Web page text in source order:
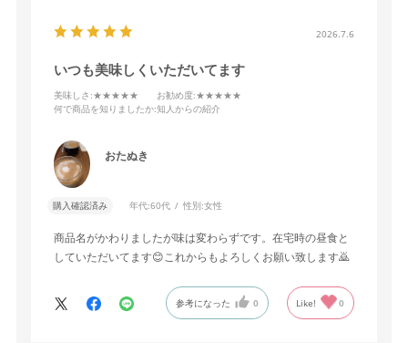
2026.7.6
いつも美味しくいただいてます
美味しさ :★★★★★ お勧め度:★★★★★
何で商品を知りましたか:知人からの紹介
おたぬき
購入確認済み 年代:60代 性別:女性
商品名がかわりましたが味は変わらずです。在宅時の昼食と
していただいてます😊これからもよろしくお願い致します🙇
参考になった 0 Like! 0